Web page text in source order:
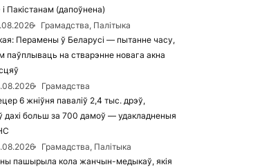
Пакістанам (дапоўнена)
Грамадства, Палітыка
Перамены ў Беларусі — пытанне часу,
на стварэнне новага акна
Грамадства
6 жніўня паваліў 2,4 тыс. дрэў,
дахі больш за 700 дамоў — удакладненыя
Грамадства, Палітыка
пашырыла кола жанчын-медыкаў, якія